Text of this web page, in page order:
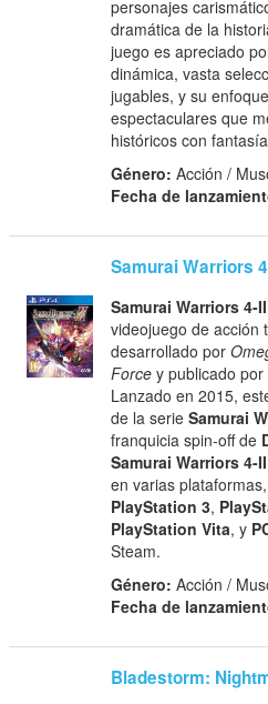
personajes
dramática de la
juego es apreciado
dinámica, vasta
jugables, y su
espectaculares que
históricos con
Género: Acción /
Fecha de
Samurai Warriors
Samurai Warriors 4-II
videojuego de acción
desarrollado por
Force y publicado por
Lanzado en 2015,
de la serieSamurai
franquicia spin-off de
Samurai Warriors 4-II
en varias
PlayStation 3,
PlayStation Vita, y
Steam.
Género: Acción /
Fecha de
Bladestorm: